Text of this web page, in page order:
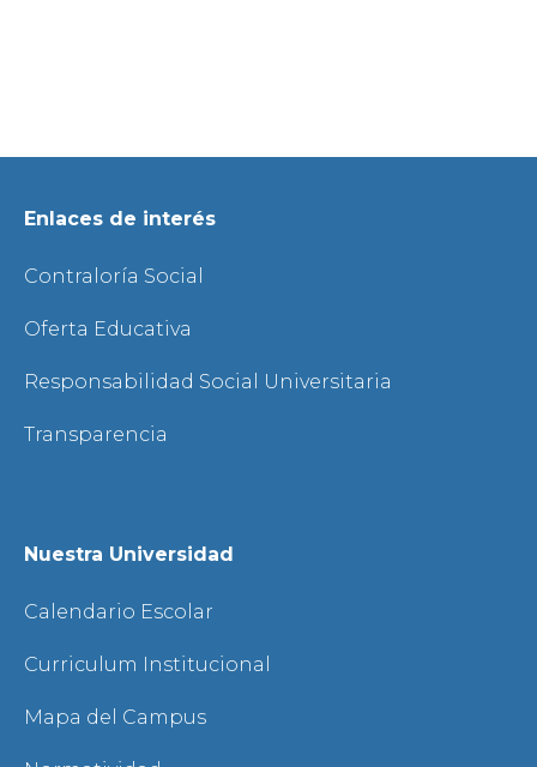
Enlaces de interés
Contraloría Social
Oferta Educativa
Responsabilidad Social Universitaria
Transparencia
Nuestra Universidad
Calendario Escolar
Curriculum Institucional
Mapa del Campus